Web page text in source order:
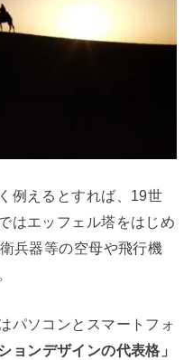
例えるとすれば、19世
はエッフェル塔をはじめ
兵器等の空母や飛行機
パソコンとスマートフォ
ョンデザインの代表格」